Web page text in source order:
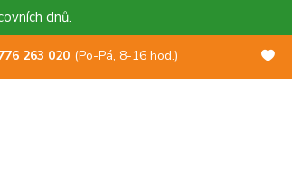
dnů.
263 020 (Po-Pá, 8-16 hod.)